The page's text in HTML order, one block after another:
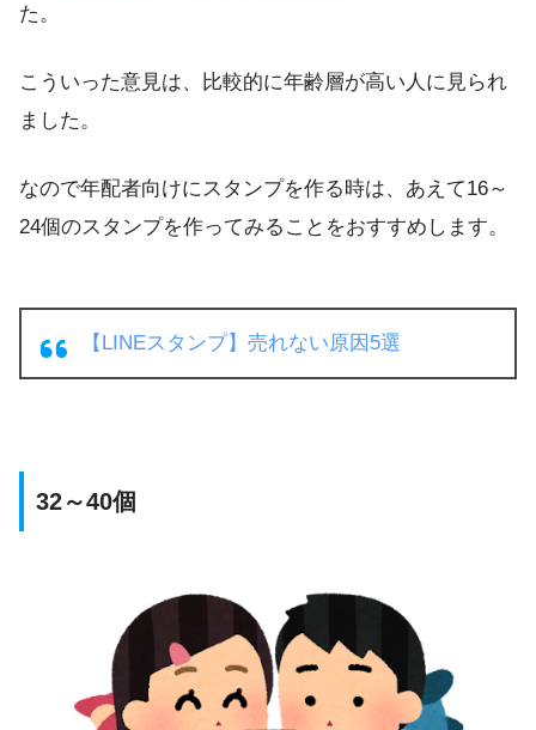
た。
こういった意見は、比較的に年齢層が高い人に見られ
ました。
なので年配者向けにスタンプを作る時は、あえて16～
24個のスタンプを作ってみることをおすすめします。
【LINEスタンプ】売れない原因5選
32～40個